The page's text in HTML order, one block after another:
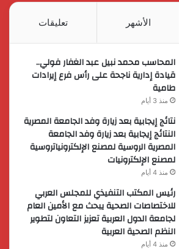
الأشهر تعليقات
المحاسب محمد نبيل عبد الغفار فولي..
قيادة إدارية ناجحة على رأس فرع إيرادات
طامية
منذ 3 أيام
نتائج إيجابية بعد زيارة وفد الجامعة المصرية
النتائج إيجابية بعد زيارة وفد الجامعة
المصرية الروسية لمصنع الإلكترونياتروسية
لمصنع الإلكترونيات
منذ 4 أيام
رئيس المكتب التنفيذي للمجلس العربي
للاختصاصات الصحية يبحث مع الأمين العام
لجامعة الدول العربية تعزيز التعاون لتطوير
النظم الصحية العربية
منذ 4 أيام